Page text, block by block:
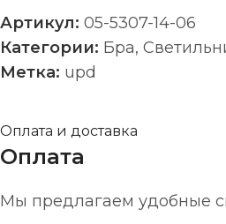
Артикул: 05-5307-14-06
Категории: Бра,
Метка: upd
Оплата и доставка
Оплата
Мы предлагаем удобные